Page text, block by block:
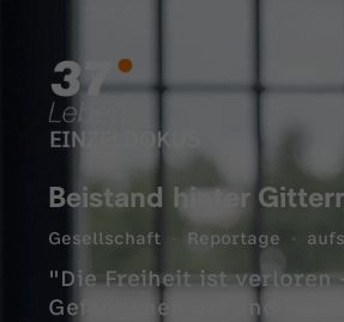
Beistand hinter
Gesellschaft Reportage
"Die Freiheit ist verloren
Gefangenen bei und